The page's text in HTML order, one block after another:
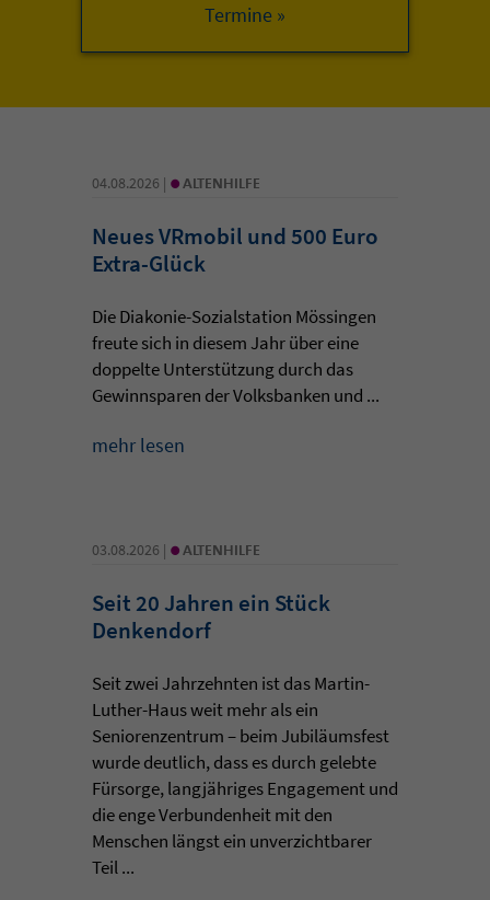
04.08.2026 | • ALTENHILFE
Neues VRmobil und 500 Euro
Extra-Glück
Die Diakonie-Sozialstation Mössingen
freute sich in diesem Jahr über eine
doppelte Unterstützung durch das
Gewinnsparen der Volksbanken und ...
mehr lesen
03.08.2026 | • ALTENHILFE
Seit 20 Jahren ein Stück
Denkendorf
Seit zwei Jahrzehnten ist das Martin-
Luther-Haus weit mehr als ein
Seniorenzentrum – beim Jubiläumsfest
wurde deutlich, dass es durch gelebte
Fürsorge, langjähriges Engagement und
die enge Verbundenheit mit den
Menschen längst ein unverzichtbarer
Teil ...